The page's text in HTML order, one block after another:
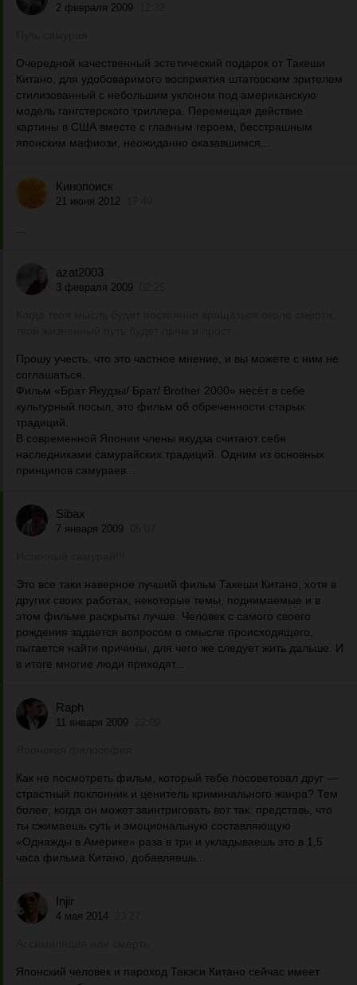
2 февраля 2009
Очередной качественный эстетический подарок от Такеши
Китано, для удобоваримого восприятия штатовским зрителем
стилизованный с небольшим уклоном под американскую
модель гангстерского триллера. Перемещая действие
картины в США вместе с главным героем, бесстрашным
японским мафиози, неожиданно оказавшимся...
Кинопоиск
21 июня 2012
azat2003
3 февраля 2009
Прошу учесть, что это частное мнение, и вы можете с ним не
соглашаться.
Фильм «Брат Якудзы/ Брат/ Brother 2000» несёт в себе
культурный посыл, это фильм об обреченности старых
традиций.
В современной Японии члены якудза считают себя
наследниками самурайских традиций. Одним из основных
принципов самураев...
Sibax
7 января 2009
Это все таки наверное лучший фильм Такеши Китано, хотя в
других своих работах, некоторые темы, поднимаемые и в
этом фильме раскрыты лучше. Человек с самого своего
рождения задается вопросом о смысле происходящего,
пытается найти причины, для чего же следует жить дальше. И
в итоге многие люди приходят...
Raph
11 января 2009
Как не посмотреть фильм, который тебе посоветовал друг —
страстный поклонник и ценитель криминального жанра? Тем
более, когда он может заинтриговать вот так: представь, что
ты сжимаешь суть и эмоциональную составляющую
«Однажды в Америке» раза в три и укладываешь это в 1,5
часа фильма Китано, добавляешь...
Injir
4 мая 2014
Японский человек и пароход Такэси Китано сейчас имеет